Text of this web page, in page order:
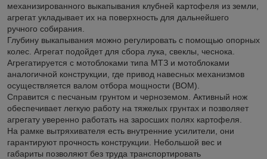
механизированного выкапывания клубней картофеля из земли,
агрегат укладывает их на поверхность для дальнейшего
ручного собирания.
Глубину выкапывания можно регулировать с помощью опорных
колес. Агрегат подойдет для сбора лука, свеклы, чеснока.
Агрегатируется с мотоблоками типа МТЗ и мотоблоками
аналогичной конструкции, где привод навесных механизмов
осуществляется валом отбора мощности (ВОМ).
Справится с песчаным грунтом и черноземом. Активный нож
обеспечивает легкую работу на тяжелых грунтах и позволяет
агрегату уверенно работать на заросших полях картофеля.
На рамке вытряхивателя есть внутренние усилители, они
гарантируют прочность конструкции. Небольшой вес и
габариты позволяют без труда транспортировать